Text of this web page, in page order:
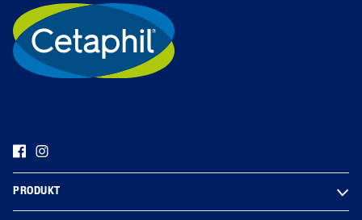
PRODUKT